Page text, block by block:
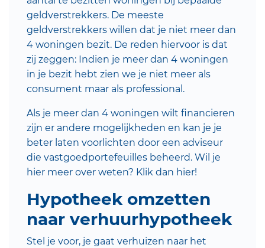
geldverstrekkers. De meeste
geldverstrekkers willen dat je niet meer dan
4 woningen bezit. De reden hiervoor is dat
zij zeggen: Indien je meer dan 4 woningen
in je bezit hebt zien we je niet meer als
consument maar als professional.
Als je meer dan 4 woningen wilt financieren
zijn er andere mogelijkheden en kan je je
beter laten voorlichten door een adviseur
die vastgoedportefeuilles beheerd. Wil je
hier meer over weten? Klik dan hier!
Hypotheek omzetten
naar verhuurhypotheek
Stel je voor, je gaat verhuizen naar het